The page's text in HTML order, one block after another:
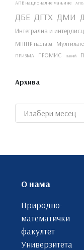
АПВ националне мањине АПВ
ДБЕ ДГТХ ДМИ
Интегрална и
МПНТР настава
ПРИЗМА ПРОМИС Панчић
Архива
О нама
Природно-
математички
факултет